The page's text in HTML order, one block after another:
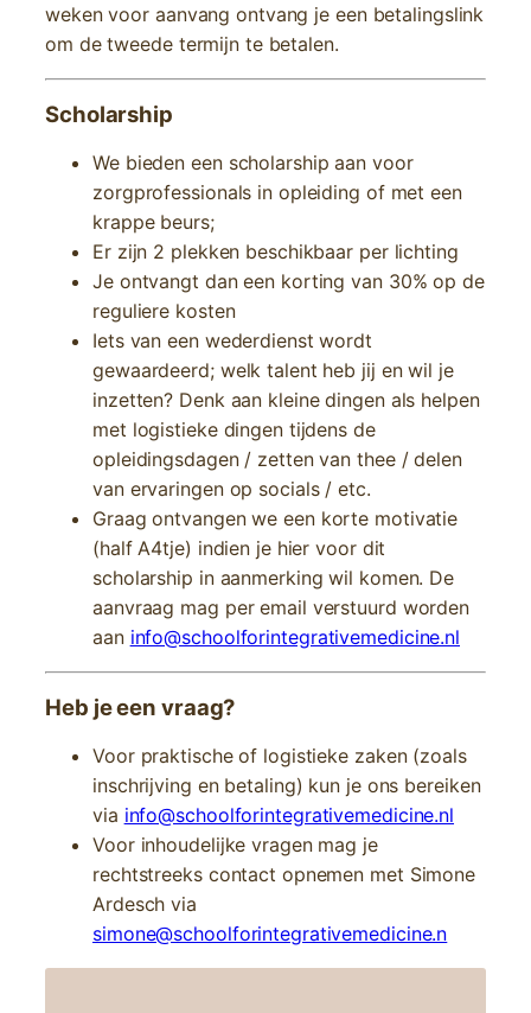
weken voor aanvang ontvang je een betalingslink
om de tweede termijn te betalen.
Scholarship
We bieden een scholarship aan voor
zorgprofessionals in opleiding of met een
krappe beurs;
Er zijn 2 plekken beschikbaar per lichting
Je ontvangt dan een korting van 30% op de
reguliere kosten
Iets van een wederdienst wordt
gewaardeerd; welk talent heb jij en wil je
inzetten? Denk aan kleine dingen als helpen
met logistieke dingen tijdens de
opleidingsdagen / zetten van thee / delen
van ervaringen op socials / etc.
Graag ontvangen we een korte motivatie
(half A4tje) indien je hier voor dit
scholarship in aanmerking wil komen. De
aanvraag mag per email verstuurd worden
aan info@schoolforintegrativemedicine.nl
Heb je een vraag?
Voor praktische of logistieke zaken (zoals
inschrijving en betaling) kun je ons bereiken
via info@schoolforintegrativemedicine.nl
Voor inhoudelijke vragen mag je
rechtstreeks contact opnemen met Simone
Ardesch via
simone@schoolforintegrativemedicine.n